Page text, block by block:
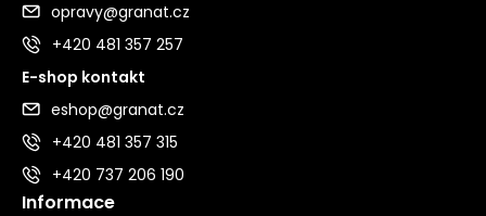
opravy@granat.cz
+420 481 357 257
E-shop kontakt
eshop@granat.cz
+420 481 357 315
+420 737 206 190
Informace